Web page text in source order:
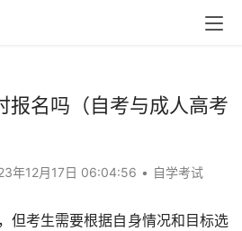
报名吗（自考与成人高考
年12月17日 06:04:56 • 自学考试
但考生需要根据自身情况和目标选